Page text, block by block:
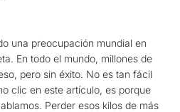
una preocupación mundial en
En todo el mundo, millones de
pero sin éxito. No es tan fácil
clic en este artículo, es porque
Perder esos kilos de más